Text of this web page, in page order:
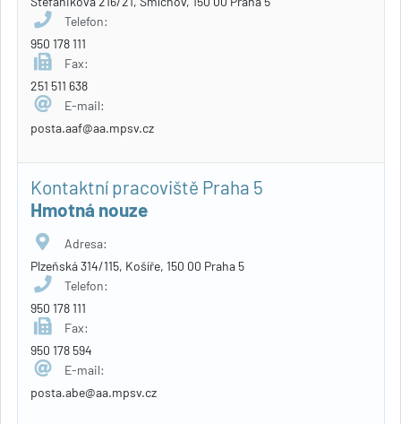
Telefon:
950 178 111
Fax:
251 511 638
E-mail:
posta.aaf@aa.mpsv.cz
Kontaktní pracoviště Praha 5
Hmotná nouze
Adresa:
Plzeňská 314/115, Košíře, 150 00 Praha 5
Telefon:
950 178 111
Fax:
950 178 594
E-mail:
posta.abe@aa.mpsv.cz